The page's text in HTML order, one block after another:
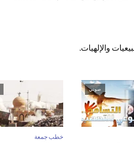
والإلهيات.
صوتي
خطب جمعة